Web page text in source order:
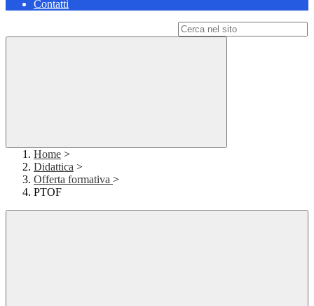
Contatti
Home >
Didattica >
Offerta formativa >
PTOF